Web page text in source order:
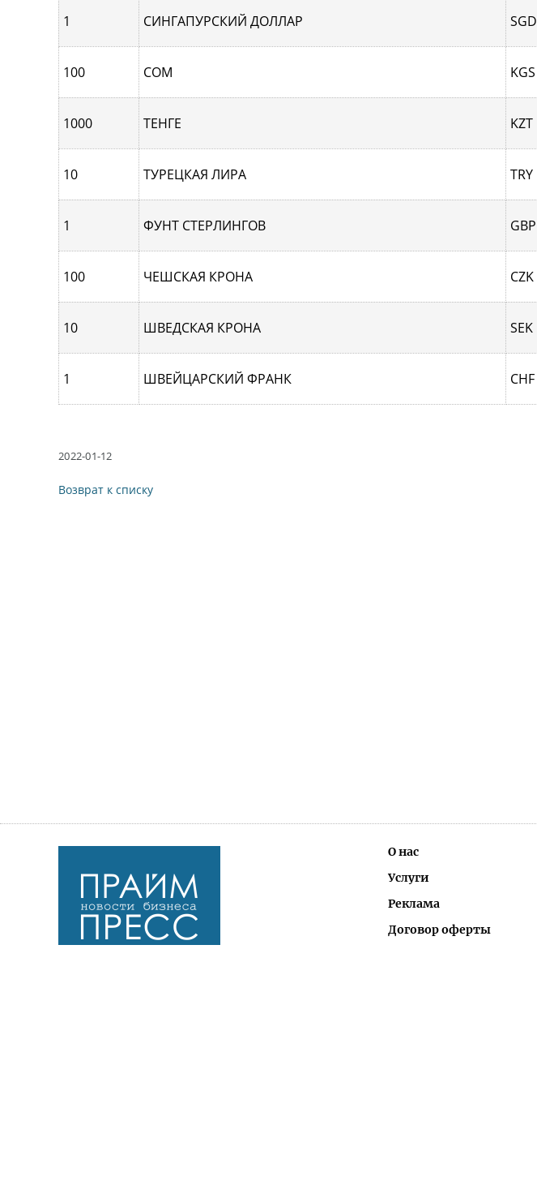
1 СИНГАПУРCКИЙ ДОЛЛАР SGD
100 СОМ KGS
1000 ТЕНГЕ KZT
10 ТУРЕЦКАЯ ЛИРА TRY
1 ФУНТ СТЕРЛИНГОВ GBP
100 ЧЕШСКАЯ КРОНА CZK
10 ШВЕДСКАЯ КРОНА SEK
1 ШВЕЙЦАРСКИЙ ФРАНК CHF
2022-01-12
Возврат к списку
О нас
Услуги
Реклама
Договор оферты